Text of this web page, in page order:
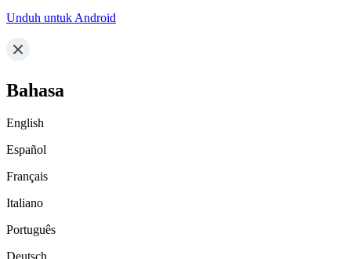
Unduh untuk Android
Bahasa
English
Español
Français
Italiano
Português